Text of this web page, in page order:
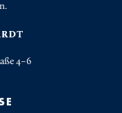
4–6